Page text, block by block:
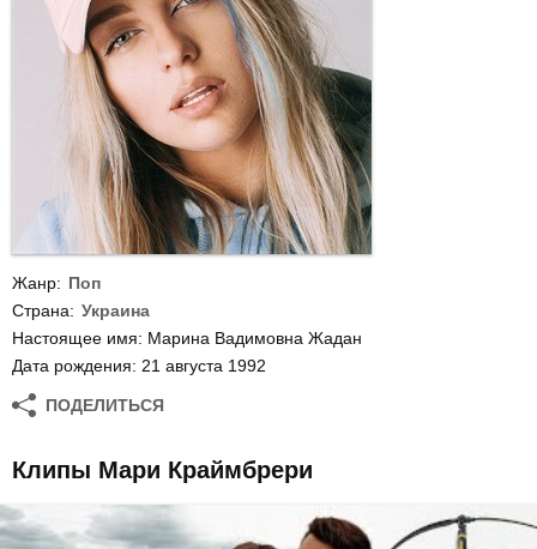
Жанр: Поп
Страна: Украина
Настоящее имя: Марина Вадимовна Жадан
Дата рождения: 21 августа 1992
ПОДЕЛИТЬСЯ
Клипы Мари Краймбрери